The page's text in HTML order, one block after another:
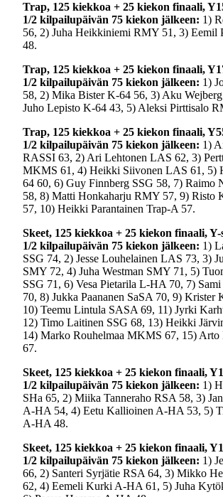
Trap, 125 kiekkoa + 25 kiekon finaali,
1/2 kilpailupäivän 75 kiekon jälkeen: 1)
56, 2) Juha Heikkiniemi RMY 51, 3) Eemil
48.
Trap, 125 kiekkoa + 25 kiekon finaali,
1/2 kilpailupäivän 75 kiekon jälkeen: 1)
58, 2) Mika Bister K-64 56, 3) Aku
Juho Lepisto K-64 43, 5) Aleksi Pirttisalo
Trap, 125 kiekkoa + 25 kiekon finaali,
1/2 kilpailupäivän 75 kiekon jälkeen: 1)
RASSI 63, 2) Ari Lehtonen LAS 62, 3)
MKMS 61, 4) Heikki Siivonen LAS 61, 5)
64 60, 6) Guy Finnberg SSG 58, 7) Raimo
58, 8) Matti Honkaharju RMY 57, 9) Risto
57, 10) Heikki Parantainen Trap-A 57.
Skeet, 125 kiekkoa + 25 kiekon finaali,
1/2 kilpailupäivän 75 kiekon jälkeen: 1)
SSG 74, 2) Jesse Louhelainen LAS 73, 3)
SMY 72, 4) Juha Westman SMY 71, 5)
SSG 71, 6) Vesa Pietarila L-HA 70, 7)
70, 8) Jukka Paananen SaSA 70, 9) Krister
10) Teemu Lintula SASA 69, 11) Jyrki
12) Timo Laitinen SSG 68, 13) Heikki
14) Marko Rouhelmaa MKMS 67, 15) Arto
67.
Skeet, 125 kiekkoa + 25 kiekon finaali,
1/2 kilpailupäivän 75 kiekon jälkeen: 1)
SHa 65, 2) Miika Tanneraho RSA 58, 3)
A-HA 54, 4) Eetu Kallioinen A-HA 53, 5)
A-HA 48.
Skeet, 125 kiekkoa + 25 kiekon finaali,
1/2 kilpailupäivän 75 kiekon jälkeen: 1)
66, 2) Santeri Syrjätie RSA 64, 3) Mikko
62, 4) Eemeli Kurki A-HA 61, 5) Juha